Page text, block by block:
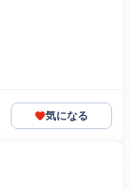
気になる